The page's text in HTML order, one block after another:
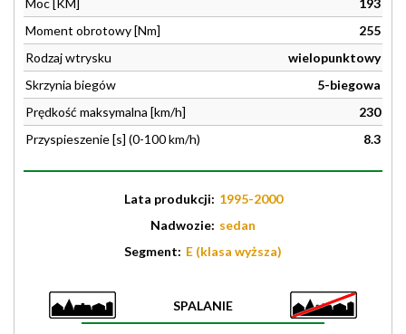
Moc [KM]
193
Moment obrotowy [Nm]
255
Rodzaj wtrysku
wielopunktowy
Skrzynia biegów
5-biegowa
Prędkość maksymalna [km/h]
230
Przyspieszenie [s] (0-100 km/h)
8.3
Lata produkcji: 1995-2000
Nadwozie: sedan
Segment: E (klasa wyższa)
SPALANIE